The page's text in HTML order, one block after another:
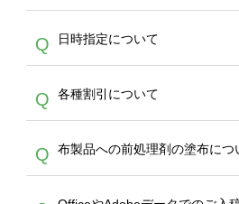
す。
い画像はエラーになり
らの直接入稿には対応
し、デザインツールか
い）
作をお考えの方は、サ
スをご利用頂ければ、
でご注文が可能です。
A
を作って欲しい。など
30個以上であれば、サ
バッグコンシェル
ビスをご利用ください
は、デザインツールを
Q 日時指定について
A
ん。発送後18時以降に
メールでお知らせいた
者にご連絡いただき調
Q 各種割引について
A
カート内で自動的に割
ます。 【付与ポイント
イントとして付与され
Q 布製品への前処理剤の塗布につ